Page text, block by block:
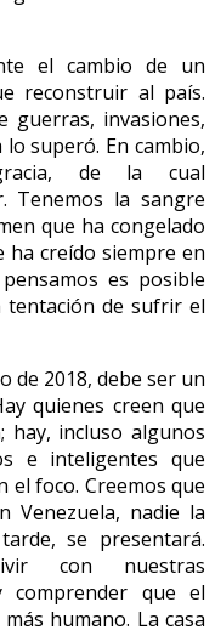
el cambio de un
reconstruir al país.
guerras, invasiones,
superó. En cambio,
de la cual
Tenemos la sangre
que ha congelado
ha creído siempre en
es posible
de sufrir el
de 2018, debe ser un
quienes creen que
hay, incluso algunos
e inteligentes que
el foco. Creemos que
Venezuela, nadie la
se presentará.
con nuestras
comprender que el
humano. La casa